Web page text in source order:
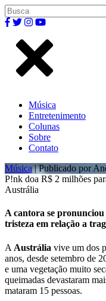
Música
Entretenimento
Colunas
Sobre
Contato
Música| Publicado por
P!nk doa R$ 2 milhões
Austrália
A cantora se pronunciou
tristeza em relação a
A Austrália vive um dos
anos, desde setembro de
e uma vegetação muito
queimadas devastaram
mataram 15 pessoas.